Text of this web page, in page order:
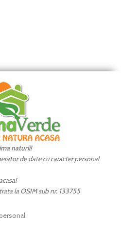
naturii!
de date cu caracter personal
la OSIM sub nr. 133755